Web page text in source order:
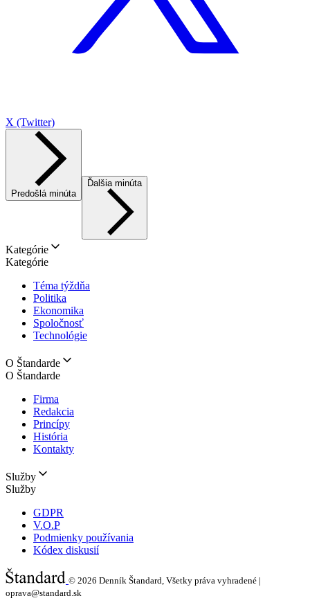
X (Twitter)
Predošlá minúta
Ďalšia minúta
Kategórie
Kategórie
Téma týždňa
Politika
Ekonomika
Spoločnosť
Technológie
O Štandarde
O Štandarde
Firma
Redakcia
Princípy
História
Kontakty
Služby
Služby
GDPR
V.O.P
Podmienky používania
Kódex diskusií
© 2026 Denník Štandard, Všetky práva vyhradené |
oprava@standard.sk